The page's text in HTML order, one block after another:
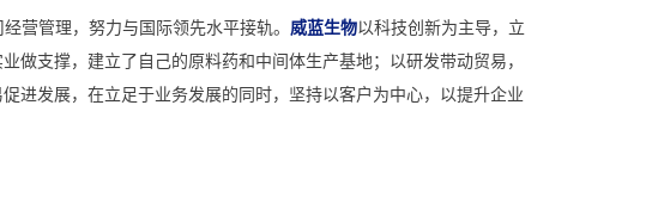
营管理，努力与国际领先水平接轨。 威蓝生物以科技创新为主导，立
做支撑，建立了自己的原料药和中间体生产基地；以研发带动贸易，
进发展，在立足于业务发展的同时，坚持以客户为中心，以提升企业